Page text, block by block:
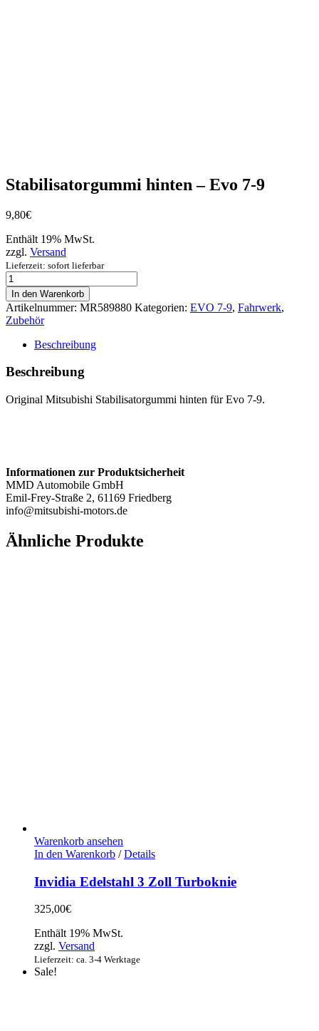
Stabilisatorgummi hinten – Evo 7-9
9,80€
Enthält 19% MwSt.
zzgl. Versand
Lieferzeit: sofort lieferbar
Stabilisatorgummi
hinten
–
Evo
7-
Menge
In den Warenkorb
Artikelnummer: MR589880 Kategorien: EVO 7-9, Fahrwerk,
Zubehör
Beschreibung
Beschreibung
Original Mitsubishi Stabilisatorgummi hinten für Evo 7-9.
Informationen zur Produktsicherheit
MMD Automobile GmbH
Emil-Frey-Straße 2, 61169 Friedberg
info@mitsubishi-motors.de
Ähnliche Produkte
Warenkorb ansehen
In den Warenkorb / Details
Invidia Edelstahl 3 Zoll Turboknie
325,00€
Enthält 19% MwSt.
zzgl. Versand
Lieferzeit: ca. 3-4 Werktage
Sale!